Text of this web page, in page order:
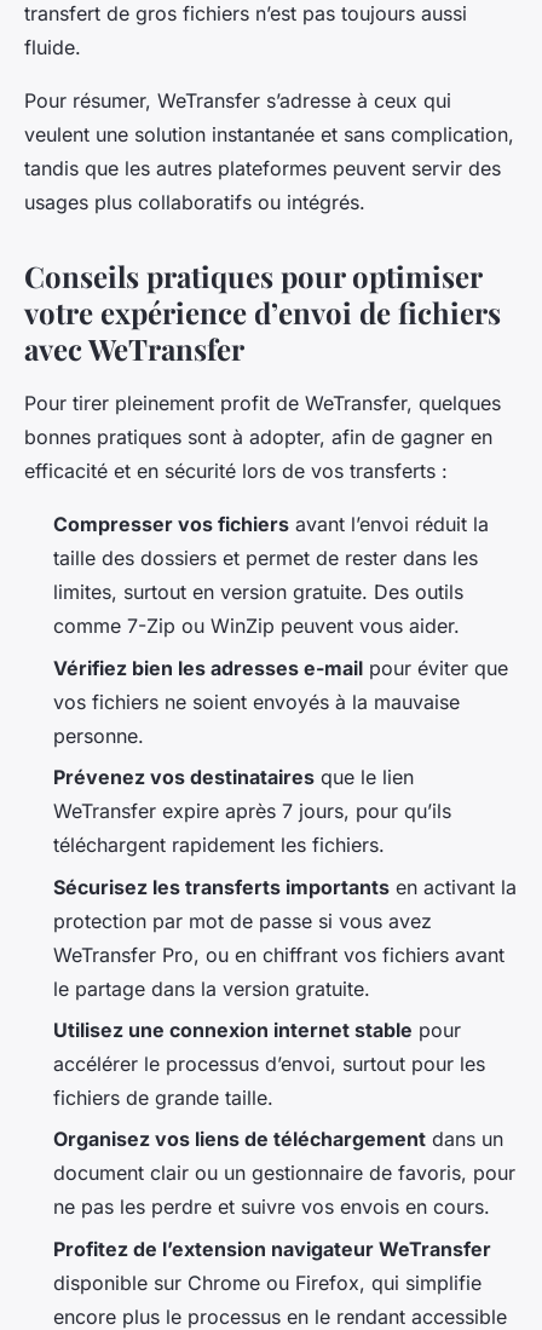
transfert de gros fichiers n’est pas toujours aussi
fluide.
Pour résumer, WeTransfer s’adresse à ceux qui
veulent une solution instantanée et sans complication,
tandis que les autres plateformes peuvent servir des
usages plus collaboratifs ou intégrés.
Conseils pratiques pour optimiser
votre expérience d’envoi de fichiers
avec WeTransfer
Pour tirer pleinement profit de WeTransfer, quelques
bonnes pratiques sont à adopter, afin de gagner en
efficacité et en sécurité lors de vos transferts :
Compresser vos fichiers avant l’envoi réduit la
taille des dossiers et permet de rester dans les
limites, surtout en version gratuite. Des outils
comme 7-Zip ou WinZip peuvent vous aider.
Vérifiez bien les adresses e-mail pour éviter que
vos fichiers ne soient envoyés à la mauvaise
personne.
Prévenez vos destinataires que le lien
WeTransfer expire après 7 jours, pour qu’ils
téléchargent rapidement les fichiers.
Sécurisez les transferts importants en activant la
protection par mot de passe si vous avez
WeTransfer Pro, ou en chiffrant vos fichiers avant
le partage dans la version gratuite.
Utilisez une connexion internet stable pour
accélérer le processus d’envoi, surtout pour les
fichiers de grande taille.
Organisez vos liens de téléchargement dans un
document clair ou un gestionnaire de favoris, pour
ne pas les perdre et suivre vos envois en cours.
Profitez de l’extension navigateur WeTransfer
disponible sur Chrome ou Firefox, qui simplifie
encore plus le processus en le rendant accessible